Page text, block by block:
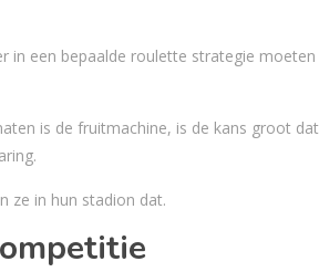
in een bepaalde roulette strategie moeten
is de fruitmachine, is de kans groot dat
ze in hun stadion dat.